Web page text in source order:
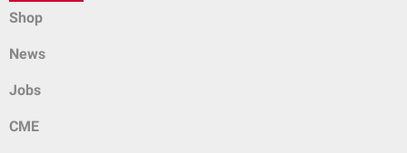
Shop
News
Jobs
CME